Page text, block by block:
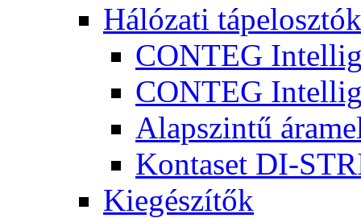
Hálózati tápelosztók
CONTEG
CONTEG
Alapszintű
Kontaset DI-
Kiegészítők